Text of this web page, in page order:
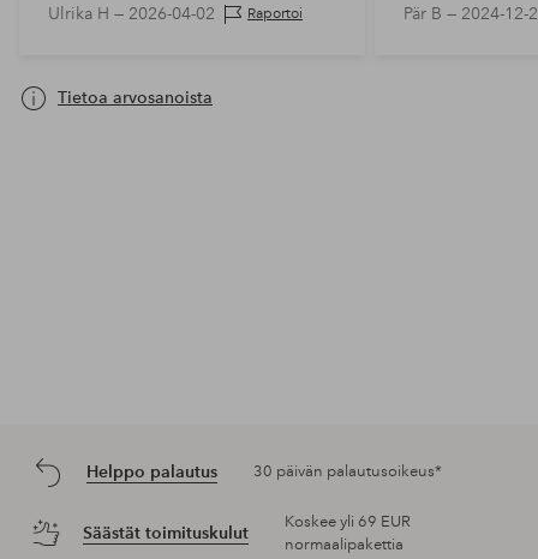
Ulrika H — 2026-04-02 Raportoi Pär B — 2024-12-
Tietoa arvosanoista
Helppo palautus 30 päivän palautusoikeus*
Säästät toimituskulut
Koskee yli 69 EUR
normaalipakettia